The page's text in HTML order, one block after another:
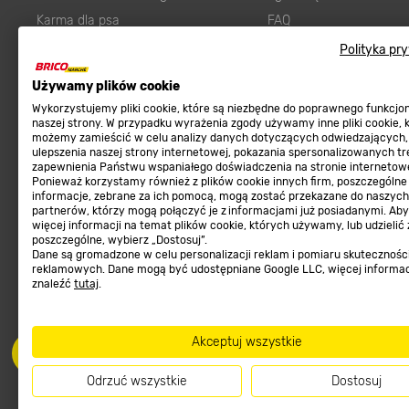
Polityka
Używamy plików cookie
Wykorzystujemy pliki cookie, które są niezbędne do poprawnego
naszej strony. W przypadku wyrażenia zgody używamy inne pliki cookie,
możemy zamieścić w celu analizy danych dotyczących odwiedzających,
ulepszenia naszej strony internetowej, pokazania spersonalizowanych
zapewnienia Państwu wspaniałego doświadczenia na stronie
Ponieważ korzystamy również z plików cookie innych firm, poszczególne
informacje, zebrane za ich pomocą, mogą zostać przekazane do naszych
partnerów, którzy mogą połączyć je z informacjami już posiadanymi.
więcej informacji na temat plików cookie, których używamy, lub udzielić
poszczególne, wybierz „Dostosuj”.
Dane są gromadzone w celu personalizacji reklam i pomiaru
reklamowych. Dane mogą być udostępniane Google LLC, więcej
znaleźć tutaj.
Akceptuj wszystkie
Odrzuć wszystkie Dostosuj
Karma dla psa
Farby wewnętrzne białe
Elektryka
Panele
Elektronarzędzia
Płytki
Panele podłogowe
Płyty OSB/HDF
Grabie do ogrodu
FAQ
Prawny obowiązek
Regulaminy
Regulaminy
Polityka prywatności